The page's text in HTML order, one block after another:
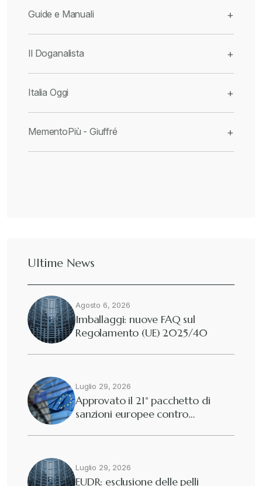
Guide e Manuali +
Il Doganalista +
Italia Oggi +
MementoPiù - Giuffré +
Ultime News
Agosto 6, 2026
Imballaggi: nuove FAQ sul
Regolamento (UE) 2025/40
Luglio 29, 2026
Approvato il 21° pacchetto di
sanzioni europee contro…
Luglio 29, 2026
EUDR: esclusione delle pelli